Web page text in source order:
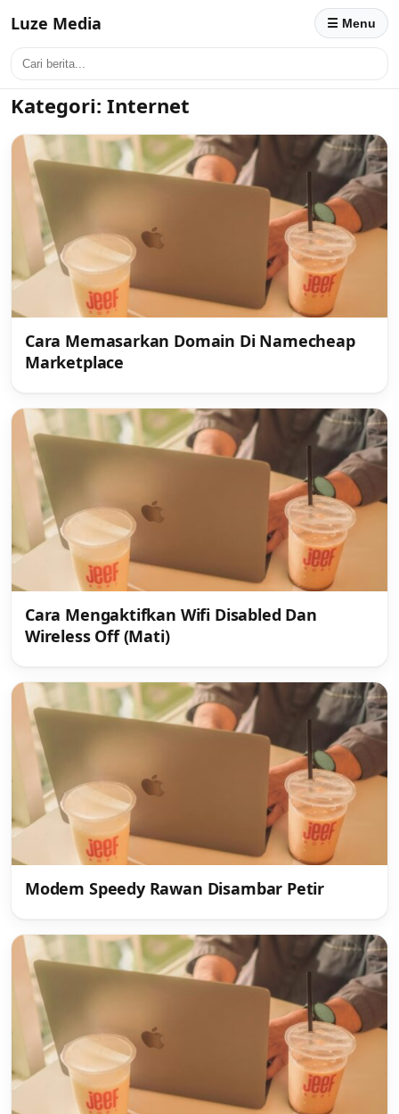
Luze Media ☰ Menu
Kategori: Internet
Cara Memasarkan Domain Di Namecheap
Marketplace
Cara Mengaktifkan Wifi Disabled Dan
Wireless Off (Mati)
Modem Speedy Rawan Disambar Petir